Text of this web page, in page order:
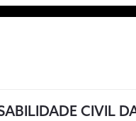
CIVIL